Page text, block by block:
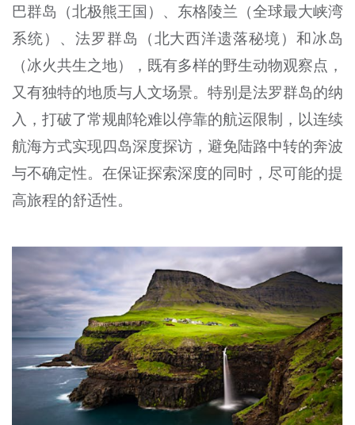
巴群岛（北极熊王国）、东格陵兰（全球最大峡湾
系统）、法罗群岛（北大西洋遗落秘境）和冰岛
（冰火共生之地），既有多样的野生动物观察点，
又有独特的地质与人文场景。特别是法罗群岛的纳
入，打破了常规邮轮难以停靠的航运限制，以连续
航海方式实现四岛深度探访，避免陆路中转的奔波
与不确定性。在保证探索深度的同时，尽可能的提
高旅程的舒适性。